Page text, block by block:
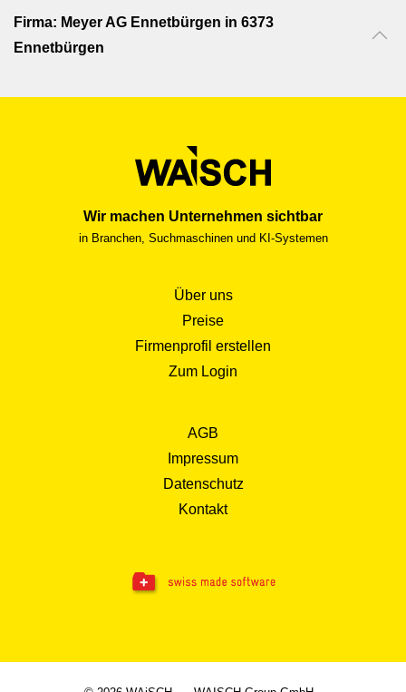
Firma: Meyer AG Ennetbürgen in 6373
Ennetbürgen
Wir machen Unternehmen sichtbar
in Branchen, Suchmaschinen und KI-Systemen
Über uns
Preise
Firmenprofil erstellen
Zum Login
AGB
Impressum
Datenschutz
Kontakt